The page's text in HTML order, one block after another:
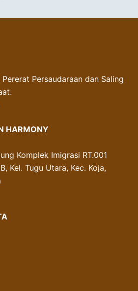
Persaudaraan dan Saling
HARMONY
Komplek Imigrasi RT.001
Kel. Tugu Utara, Kec. Koja,